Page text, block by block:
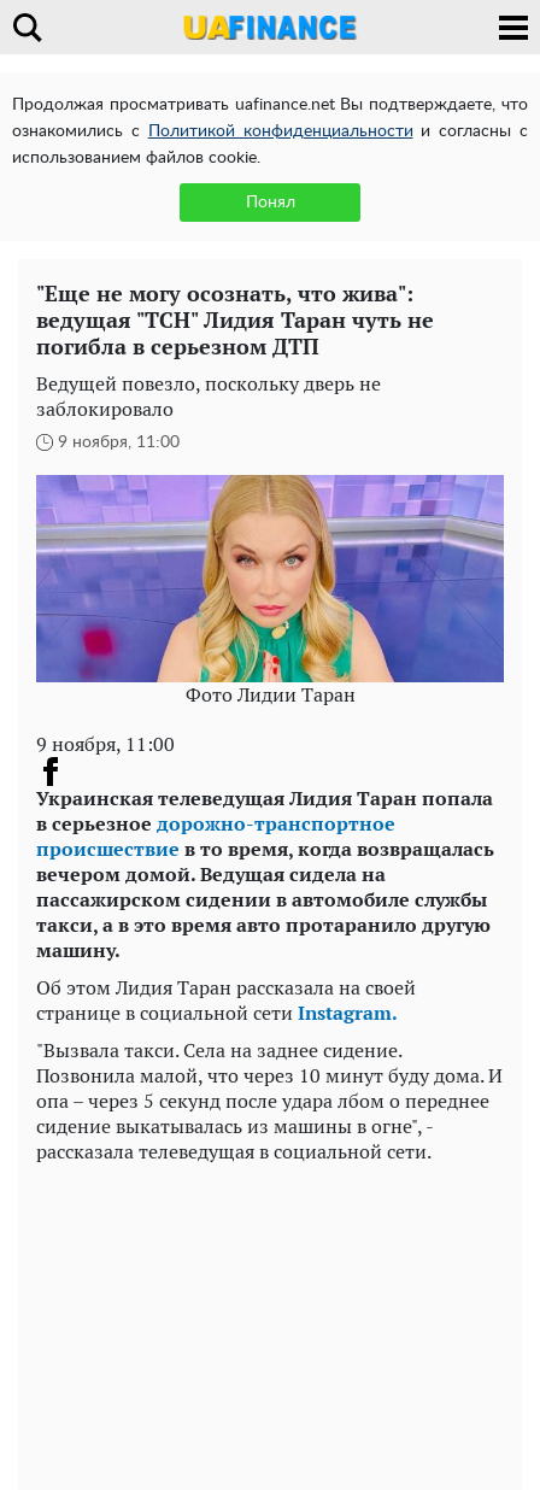
Продолжая просматривать uafinance.net Вы подтверждаете, что
ознакомились с
Политикой конфиденциальности и согласны с
использованием файлов cookie.
Понял
"Еще не могу осознать, что жива":
ведущая "ТСН" Лидия Таран чуть не
погибла в серьезном ДТП
Ведущей повезло, поскольку дверь не
заблокировало
9 ноября, 11:00
Фото Лидии Таран
9 ноября, 11:00
Украинская телеведущая Лидия Таран попала
в серьезное дорожно-транспортное
происшествие в то время, когда возвращалась
вечером домой. Ведущая сидела на
пассажирском сидении в автомобиле службы
такси, а в это время авто протаранило другую
машину.
Об этом Лидия Таран рассказала на своей
странице в социальной сети Instagram.
"Вызвала такси. Села на заднее сидение.
Позвонила малой, что через 10 минут буду дома. И
опа – через 5 секунд после удара лбом о переднее
сидение выкатывалась из машины в огне", -
рассказала телеведущая в социальной сети.